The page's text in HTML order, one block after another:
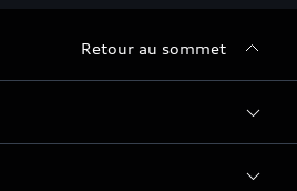
Retour au sommet